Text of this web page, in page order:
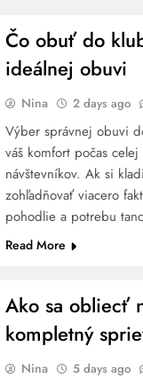
Čo obuť do
ideálnej obuvi
Nina 2 days ago
Výber správnej obuvi
váš komfort počas
návštevníkov. Ak si
zohľadňovať viacero
pohodlie a potrebu
Read More
Ako sa obliecť
kompletný
Nina 5 days ago